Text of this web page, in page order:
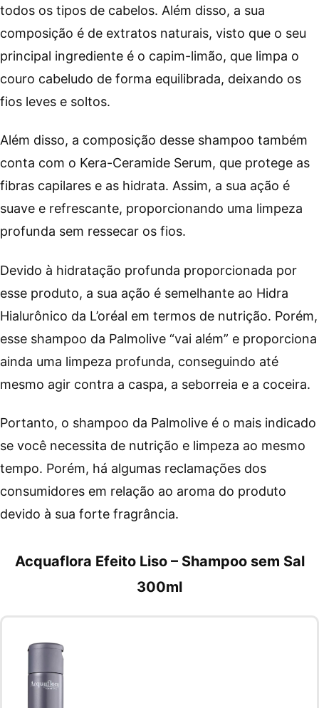
todos os tipos de cabelos. Além disso, a sua
composição é de extratos naturais, visto que o seu
principal ingrediente é o capim-limão, que limpa o
couro cabeludo de forma equilibrada, deixando os
fios leves e soltos.
Além disso, a composição desse shampoo também
conta com o Kera-Ceramide Serum, que protege as
fibras capilares e as hidrata. Assim, a sua ação é
suave e refrescante, proporcionando uma limpeza
profunda sem ressecar os fios.
Devido à hidratação profunda proporcionada por
esse produto, a sua ação é semelhante ao Hidra
Hialurônico da L’oréal em termos de nutrição. Porém,
esse shampoo da Palmolive “vai além” e proporciona
ainda uma limpeza profunda, conseguindo até
mesmo agir contra a caspa, a seborreia e a coceira.
Portanto, o shampoo da Palmolive é o mais indicado
se você necessita de nutrição e limpeza ao mesmo
tempo. Porém, há algumas reclamações dos
consumidores em relação ao aroma do produto
devido à sua forte fragrância.
Acquaflora Efeito Liso – Shampoo sem Sal
300ml